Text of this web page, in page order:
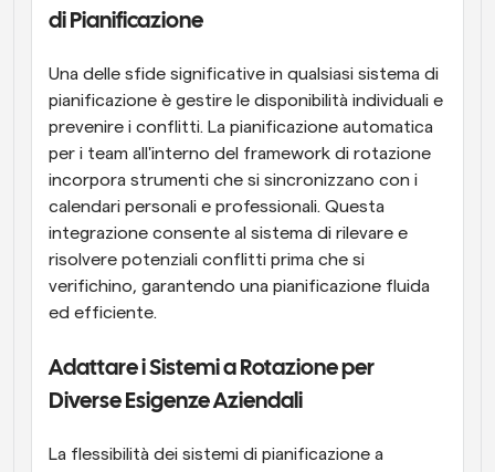
di Pianificazione
Una delle sfide significative in qualsiasi sistema di
pianificazione è gestire le disponibilità individuali e
prevenire i conflitti. La pianificazione automatica
per i team all'interno del framework di rotazione
incorpora strumenti che si sincronizzano con i
calendari personali e professionali. Questa
integrazione consente al sistema di rilevare e
risolvere potenziali conflitti prima che si
verifichino, garantendo una pianificazione fluida
ed efficiente.
Adattare i Sistemi a Rotazione per
Diverse Esigenze Aziendali
La flessibilità dei sistemi di pianificazione a